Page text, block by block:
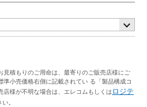
積もりのご用命は、最寄りのご販売店様にご
小売価格右側に記載されてい る「製品構成コ
店様が不明な場合は、エレコムもしくは ロジテ
。